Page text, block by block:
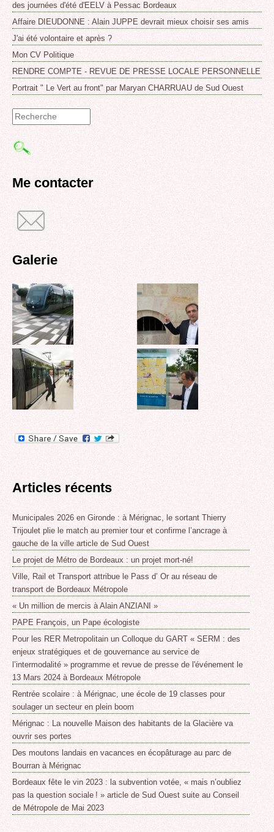
des journées d'été d'EELV à Pessac Bordeaux
Affaire DIEUDONNE : Alain JUPPE devrait mieux choisir ses amis
J'ai été volontaire et après ?
Mon CV Politique
RENDRE COMPTE - REVUE DE PRESSE LOCALE PERSONNELLE
Portrait " Le Vert au front" par Maryan CHARRUAU de Sud Ouest
de
recherche
Me contacter
Galerie
Articles récents
Municipales 2026 en Gironde : à Mérignac, le sortant Thierry
Trijoulet plie le match au premier tour et confirme l’ancrage à
gauche de la ville article de Sud Ouest
Le projet de Métro de Bordeaux : un projet mort-né!
Ville, Rail et Transport attribue le Pass d’ Or au réseau de
transport de Bordeaux Métropole
« Un million de mercis à Alain ANZIANI »
PAPE François, un Pape écologiste
Pour les RER Metropolitain un Colloque du GART « SERM : des
enjeux stratégiques et de gouvernance au service de
l’intermodalité » programme et revue de presse de l'événement le
13 Mars 2024 à Bordeaux Métropole
Rentrée scolaire : à Mérignac, une école de 19 classes pour
soulager un secteur en plein boom
Mérignac : La nouvelle Maison des habitants de la Glacière va
ouvrir ses portes
Des moutons landais en vacances en écopâturage au parc de
Bourran à Mérignac
Bordeaux fête le vin 2023 : la subvention votée, « mais n’oubliez
pas la question sociale ! » article de Sud Ouest suite au Conseil
de Métropole de Mai 2023